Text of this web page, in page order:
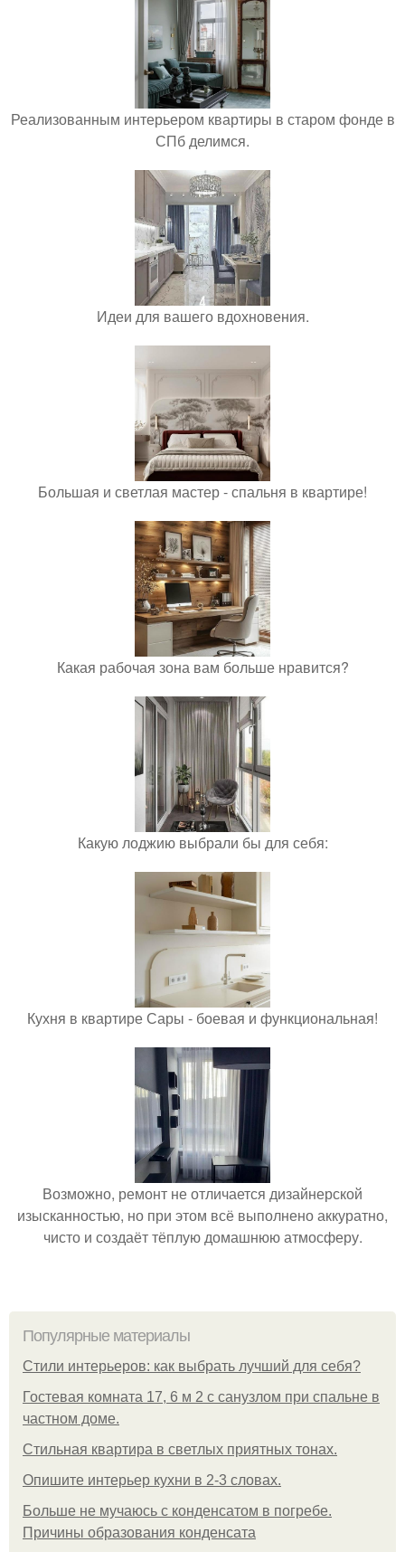
Реализованным интерьером квартиры в старом фонде в
СПб делимся.
Идеи для вашего вдохновения.
Большая и светлая мастер - спальня в квартире!
Какая рабочая зона вам больше нравится?
Какую лоджию выбрали бы для себя:
Кухня в квартире Сары - боевая и функциональная!
Возможно, ремонт не отличается дизайнерской
изысканностью, но при этом всё выполнено аккуратно,
чисто и создаёт тёплую домашнюю атмосферу.
Популярные материалы
Стили интерьеров: как выбрать лучший для себя?
Гостевая комната 17, 6 м 2 с санузлом при спальне в
частном доме.
Стильная квартира в светлых приятных тонах.
Опишите интерьер кухни в 2-3 словах.
Больше не мучаюсь с конденсатом в погребе.
Причины образования конденсата